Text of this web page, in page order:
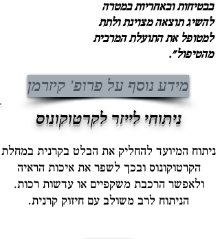
בבטיחות ובאחריות במטרה
להשיג תוצאה מצוינת ולתת
למטופל את התועלת המרבית
מהטיפול".
מידע נוסף על פרופ' קיזרמן
ניתוחי לייזר לקרטוקונוס
ניתוח המיועד להחליק את הבלט בקרנית במחלת
הקרטוקונוס ובכך לשפר את איכות הראיה
ולאפשר הרכבת משקפיים או עדשות רכות.
הניתוח לרב משולב עם חיזוק קרנית.